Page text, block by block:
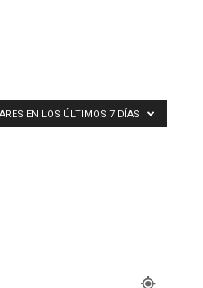
EN LOS ÚLTIMOS 7 DÍAS